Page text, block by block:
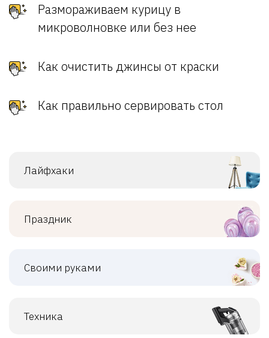
Размораживаем курицу в
микроволновке или без нее
Как очистить джинсы от краски
Как правильно сервировать стол
Лайфхаки
Праздник
Своими руками
Техника